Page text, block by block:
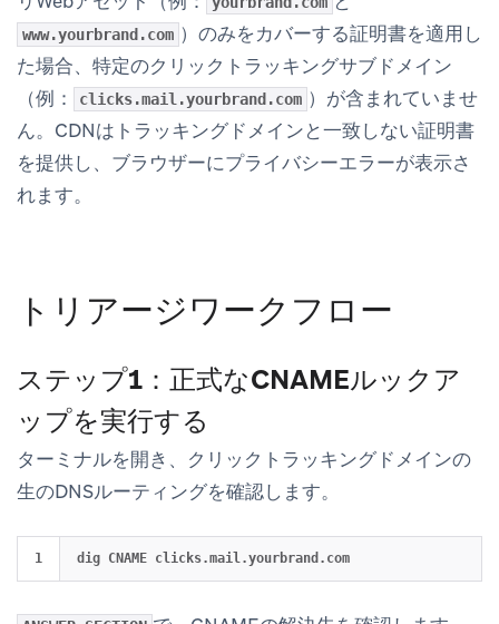
www.yourbrand.com ）のみをカバーする証明書を適用し
た場合、特定のクリックトラッキングサブドメイン
（例：
clicks.mail.yourbrand.com ）が含まれていませ
ん。CDNはトラッキングドメインと一致しない証明書
を提供し、ブラウザーにプライバシーエラーが表示さ
れます。
トリアージワークフロー
ステップ1：正式なCNAMEルックア
ップを実行する
ターミナルを開き、クリックトラッキングドメインの
生のDNSルーティングを確認します。